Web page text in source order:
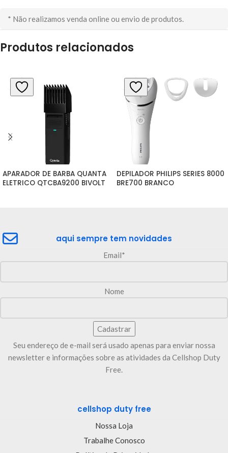
* Não realizamos venda online ou envio de produtos.
Produtos relacionados
APARADOR DE BARBA QUANTA
ELETRICO QTCBA9200 BIVOLT
DEPILADOR PHILIPS SERIES 8000
BRE700 BRANCO
aqui sempre tem novidades
Email*
Nome
Seu endereço de e-mail será usado apenas para enviar nossa
newsletter e informações sobre as atividades da Cellshop Duty
Free.
cellshop duty free
Nossa Loja
Trabalhe Conosco